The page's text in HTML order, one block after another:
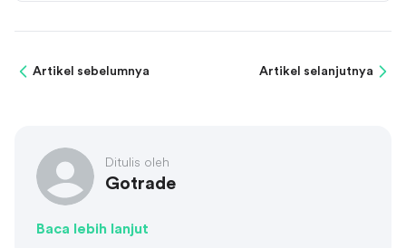
Artikel sebelumnya Artikel selanjutnya
Ditulis oleh
Gotrade
Baca lebih lanjut